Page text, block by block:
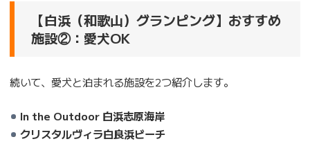
【白浜（和歌山）グランピング】おすすめ
施設②：愛犬OK
続いて、愛犬と泊まれる施設を2つ紹介します。
In the Outdoor 白浜志原海岸
クリスタルヴィラ白良浜ビーチ